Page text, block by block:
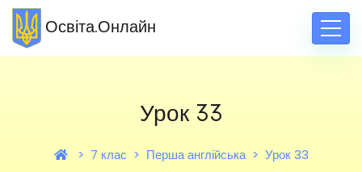
Освіта.Онлайн
Урок 33
7 клас Перша англійська Урок 33